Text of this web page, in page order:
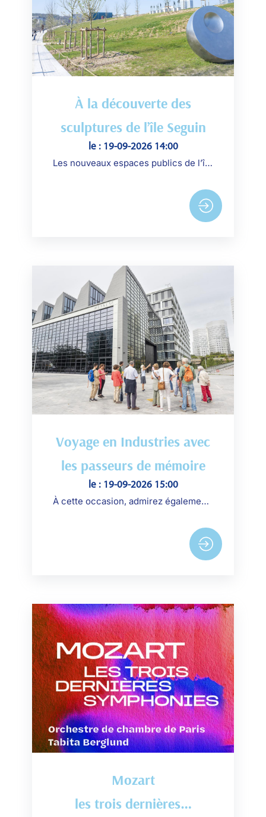
À la découverte des
sculptures de l’île Seguin
le : 19-09-2026 14:00
Les nouveaux espaces publics de l’île Seguin, ouverts progressivement entre janvier et juillet 2026, accueillent un remarquable
Voyage en Industries avec
les passeurs de mémoire
le : 19-09-2026 15:00
À cette occasion, admirez également la première œuvre du parcours, La Folie de l’île Seguin de l’artiste Chloé Quenum.
Mozart
les trois dernières…